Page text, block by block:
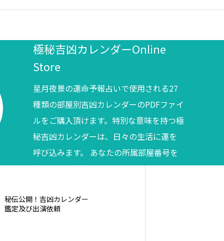
極秘吉凶カレンダーOnline
Store
星月夜景の運命予報占いで使用される27
種類の部屋別吉凶カレンダーのPDFファイ
ルをご購入頂けます。特別な意味を持つ極
秘吉凶カレンダーは、日々の生活に運を
呼び込みます。 あなたの所属部屋番号を
調べてからご購入ください。
秘伝公開！吉凶カレンダー
鑑定及び出演依頼